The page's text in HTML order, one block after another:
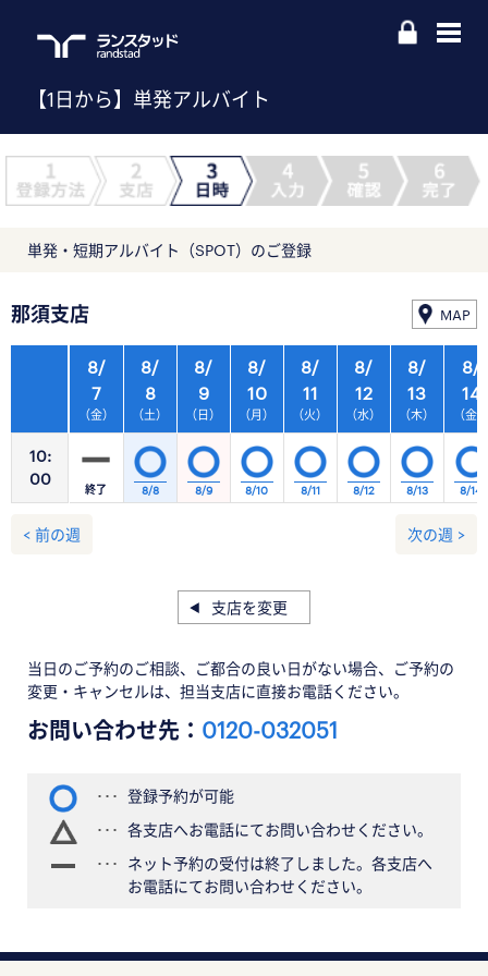
【1日から】単発アルバイト
単発・短期アルバイト（SPOT）のご登録
那須支店 MAP
10:
00
8/
7
（金）
8/
8
（土）
8/
9
（日）
8/
10
（月）
8/
11
（火）
8/
12
（水）
8/
13
（木）
終了 8/8 8/9 8/10 8/11 8/12 8/13
8/
14
（金）
8/14
< 前の週 次の週 >
支店を変更
当日のご予約のご相談、ご都合の良い日がない場合、ご予約の
変更・キャンセルは、担当支店に直接お電話ください。
お問い合わせ先： 0120-032051
登録予約が可能
各支店へお電話にてお問い合わせください。
ネット予約の受付は終了しました。各支店へ
お電話にてお問い合わせください。